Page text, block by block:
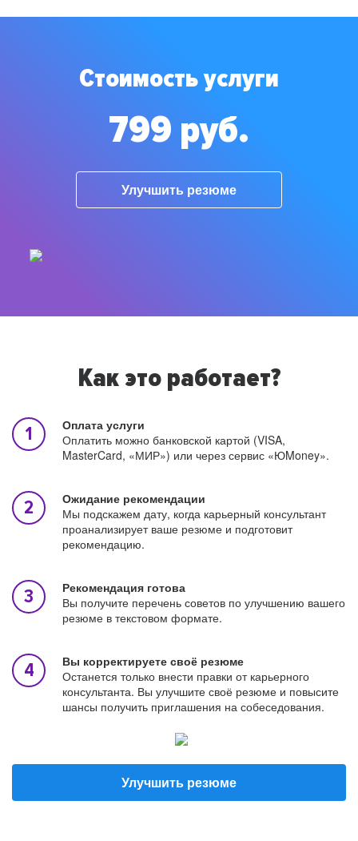
Стоимость услуги
799 руб.
Улучшить резюме
Как это работает?
Оплата услуги
Оплатить можно банковской картой (VISA,
MasterCard, «МИР») или через сервис «ЮMoney».
Ожидание рекомендации
Мы подскажем дату, когда карьерный консультант
проанализирует ваше резюме и подготовит
рекомендацию.
Рекомендация готова
Вы получите перечень советов по улучшению вашего
резюме в текстовом формате.
Вы корректируете своё резюме
Останется только внести правки от карьерного
консультанта. Вы улучшите своё резюме и повысите
шансы получить приглашения на собеседования.
Улучшить резюме